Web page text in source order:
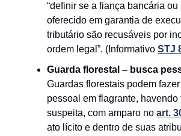
“definir se a fiança bancária ou
oferecido em garantia de
tributário são recusáveis por
ordem legal”. (Informativo STJ
Guarda florestal – busca
Guardas florestais podem
pessoal em flagrante, havendo
suspeita, com amparo no art.
ato lícito e dentro de suas